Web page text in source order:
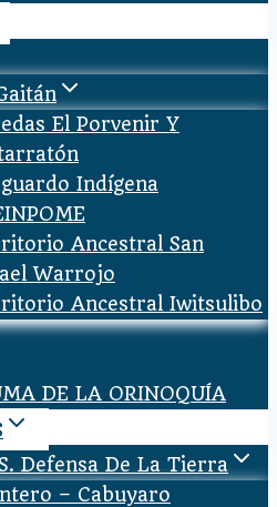
El Porvenir Y
Indígena
Ancestral San
Warrojo
Ancestral Iwitsulibo
DE LA ORINOQUÍA
Defensa De La Tierra
– Cabuyaro